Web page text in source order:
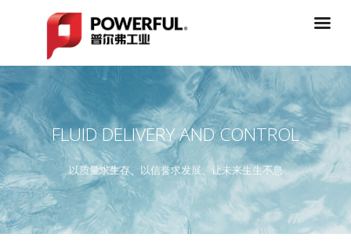
FLUID DELIVERY AND CONTROL
以质量求生存、以信誉求发展、让未来生生不息